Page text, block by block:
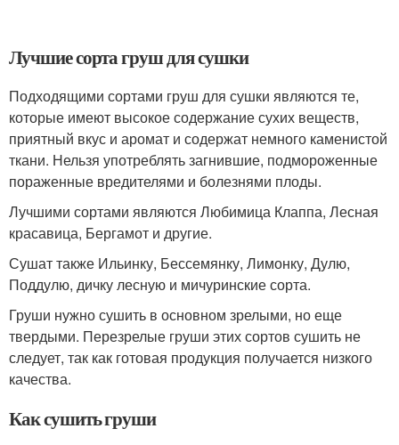
Лучшие сорта груш для сушки
Подходящими сортами груш для сушки являются те,
которые имеют высокое содержание сухих веществ,
приятный вкус и аромат и содержат немного каменистой
ткани. Нельзя употреблять загнившие, подмороженные
пораженные вредителями и болезнями плоды.
Лучшими сортами являются Любимица Клаппа, Лесная
красавица, Бергамот и другие.
Сушат также Ильинку, Бессемянку, Лимонку, Дулю,
Поддулю, дичку лесную и мичуринские сорта.
Груши нужно сушить в основном зрелыми, но еще
твердыми. Перезрелые груши этих сортов сушить не
следует, так как готовая продукция получается низкого
качества.
Как сушить груши